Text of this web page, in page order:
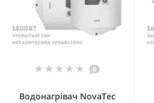
0
Водонагрівач NovaTec